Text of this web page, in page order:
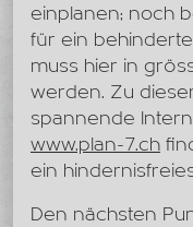
einplanen; noch
für ein
muss hier in
werden. Zu
spannende
www.plan-7.ch
ein
Den nächsten